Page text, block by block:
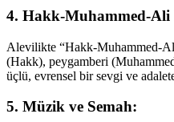
4. Hakk-Muhammed-Ali
Alevilikte “Hakk-Muhammed-
(Hakk), peygamberi
üçlü, evrensel bir sevgi ve
5. Müzik ve Semah: